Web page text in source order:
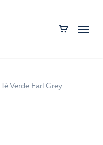
Menu
Tè Verde Earl Grey